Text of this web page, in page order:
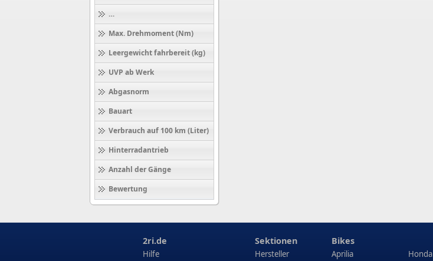
Höchstgeschwindigkeit (km/h)
Max. Drehmoment (Nm)
Leergewicht fahrbereit (kg)
UVP ab Werk
Abgasnorm
Bauart
Verbrauch auf 100 km (Liter)
Hinterradantrieb
Anzahl der Gänge
Bewertung
2ri.de
Hilfe
Sektionen
Hersteller
Bikes
Aprilia
Honda